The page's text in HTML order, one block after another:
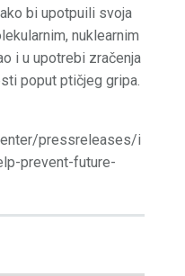
bi upotpuili svoja
nuklearnim
i u upotrebi zračenja
poput ptičjeg gripa.
pressreleases/i
prevent-future-